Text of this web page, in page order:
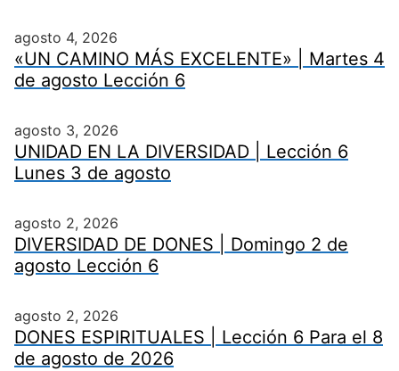
agosto 4, 2026
«UN CAMINO MÁS EXCELENTE» | Martes 4
de agosto Lección 6
agosto 3, 2026
UNIDAD EN LA DIVERSIDAD | Lección 6
Lunes 3 de agosto
agosto 2, 2026
DIVERSIDAD DE DONES | Domingo 2 de
agosto Lección 6
agosto 2, 2026
DONES ESPIRITUALES | Lección 6 Para el 8
de agosto de 2026